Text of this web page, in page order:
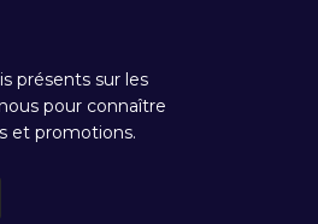
présents sur les
pour connaître
et promotions.